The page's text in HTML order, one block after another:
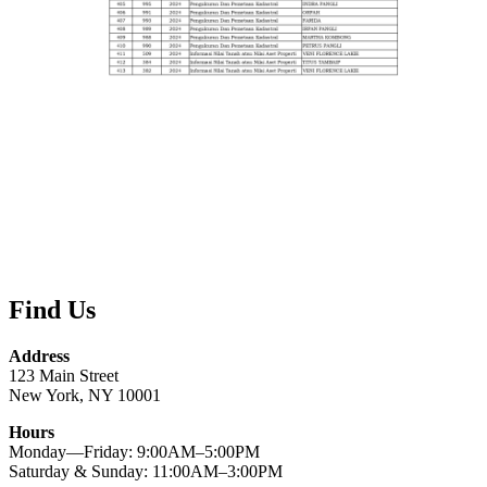
Find Us
Address
123 Main Street
New York, NY 10001
Hours
Monday—Friday: 9:00AM–5:00PM
Saturday & Sunday: 11:00AM–3:00PM